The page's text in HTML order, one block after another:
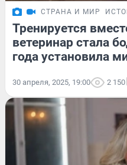
СТРАНА И МИР
Тренируется
ветеринар стала
года установила
30 апреля, 2025, 19:00 2 150